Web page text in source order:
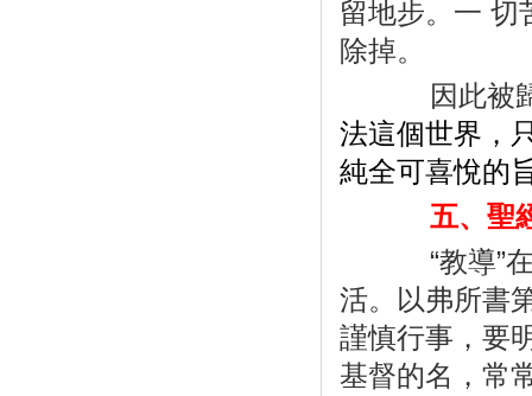
留地步。一 切
除掉。
因此被歸
法這個世界，
純全可喜悅的
五、聖經
“教導”
活。以弗所書
謹慎行事，要
基督的名，常